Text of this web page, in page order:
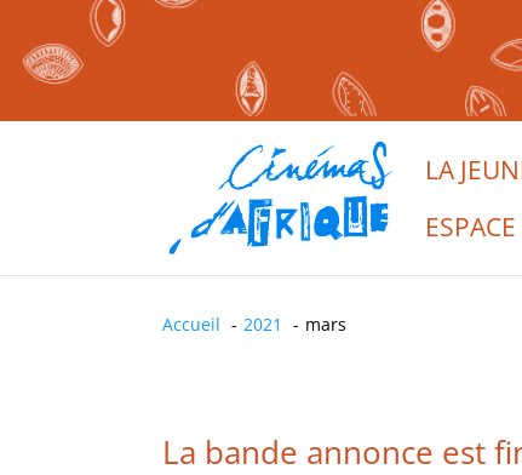
LA
Accueil 2021 mars
La bande annonce est